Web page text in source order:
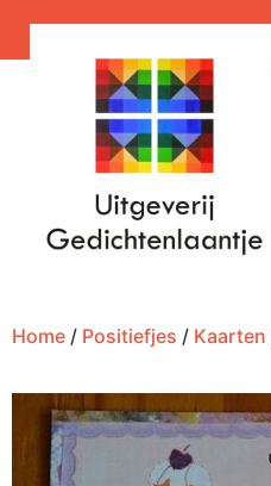
Home / Positiefjes / Kaarten